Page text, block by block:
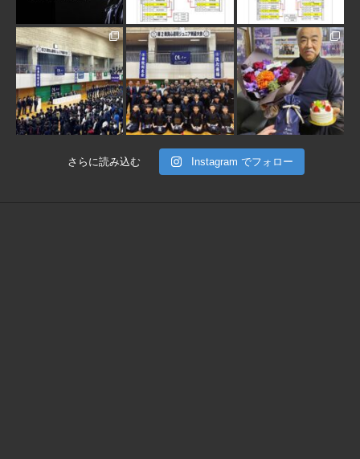
1月 30 1月 30 1月 28
さらに読み込む Instagram でフォロー